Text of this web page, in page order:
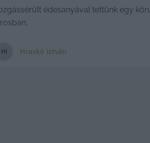
édesanyával tettünk egy
HI Hraskó István